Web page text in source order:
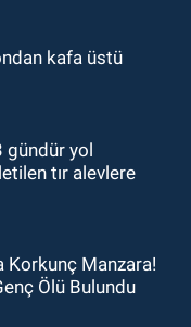
gündür yol
tır alevlere
Korkunç Manzara!
Ölü Bulundu